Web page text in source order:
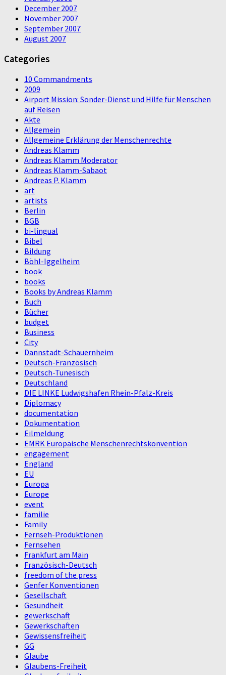
December 2007
November 2007
September 2007
August 2007
Categories
10 Commandments
2009
Airport Mission: Sonder-Dienst und Hilfe für Menschen
auf Reisen
Akte
Allgemein
Allgemeine Erklärung der Menschenrechte
Andreas Klamm
Andreas Klamm Moderator
Andreas Klamm-Sabaot
Andreas P. Klamm
art
artists
Berlin
BGB
bi-lingual
Bibel
Bildung
Böhl-Iggelheim
book
books
Books by Andreas Klamm
Buch
Bücher
budget
Business
City
Dannstadt-Schauernheim
Deutsch-Französisch
Deutsch-Tunesisch
Deutschland
DIE LINKE Ludwigshafen Rhein-Pfalz-Kreis
Diplomacy
documentation
Dokumentation
Eilmeldung
EMRK Europäische Menschenrechtskonvention
engagement
England
EU
Europa
Europe
event
familie
Family
Fernseh-Produktionen
Fernsehen
Frankfurt am Main
Französisch-Deutsch
freedom of the press
Genfer Konventionen
Gesellschaft
Gesundheit
gewerkschaft
Gewerkschaften
Gewissensfreiheit
GG
Glaube
Glaubens-Freiheit